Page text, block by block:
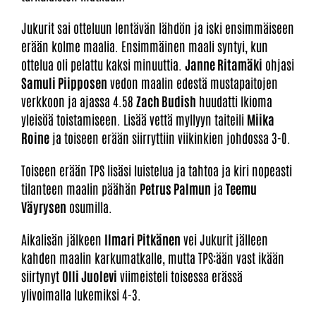
Jukurit sai otteluun lentävän lähdön ja iski ensimmäiseen
erään kolme maalia. Ensimmäinen maali syntyi, kun
ottelua oli pelattu kaksi minuuttia. Janne Ritamäki ohjasi
Samuli Piipposen vedon maalin edestä mustapaitojen
verkkoon ja ajassa 4.58 Zach Budish huudatti Ikioma
yleisöä toistamiseen. Lisää vettä myllyyn taiteili Miika
Roine ja toiseen erään siirryttiin viikinkien johdossa 3-0.
Toiseen erään TPS lisäsi luistelua ja tahtoa ja kiri nopeasti
tilanteen maalin päähän Petrus Palmun ja Teemu
Väyrysen osumilla.
Aikalisän jälkeen Ilmari Pitkänen vei Jukurit jälleen
kahden maalin karkumatkalle, mutta TPS:ään vast ikään
siirtynyt Olli Juolevi viimeisteli toisessa erässä
ylivoimalla lukemiksi 4-3.